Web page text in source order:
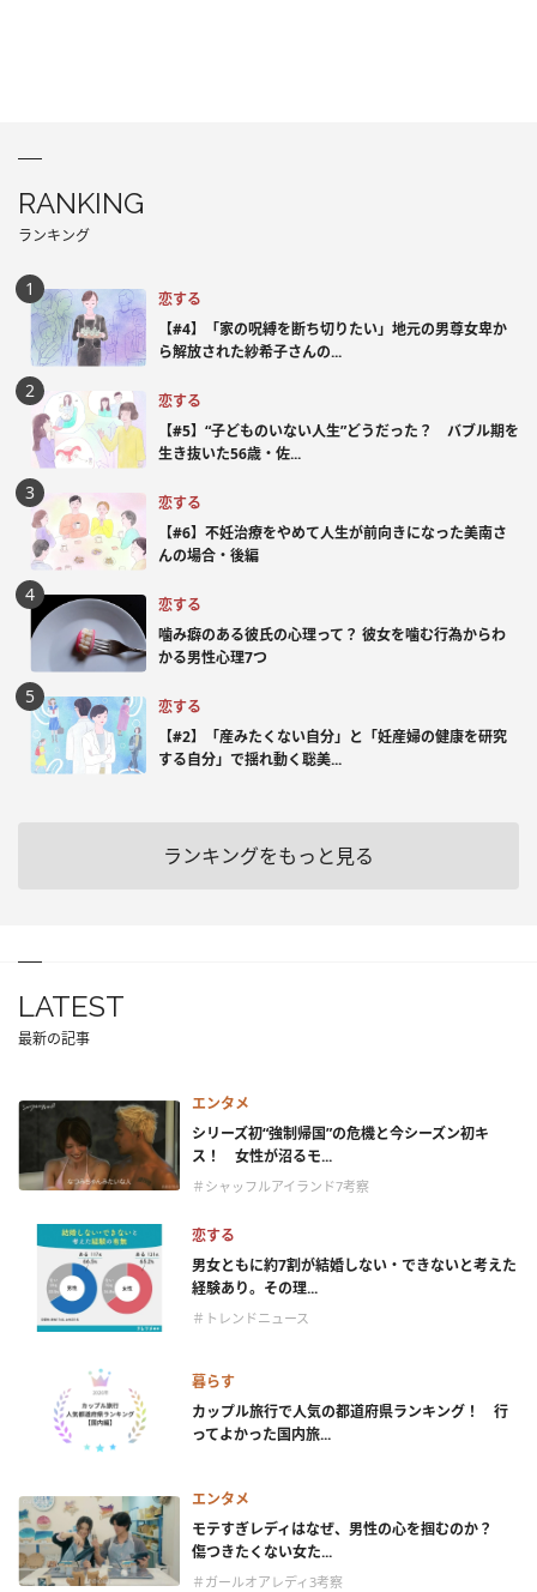
RANKING
ランキング
恋する
【#4】「家の呪縛を断ち切りたい」地元の男尊女卑か
ら解放された紗希子さんの...
恋する
【#5】“子どものいない人生”どうだった？ バブル期を
生き抜いた56歳・佐...
恋する
【#6】不妊治療をやめて人生が前向きになった美南さ
んの場合・後編
恋する
噛み癖のある彼氏の心理って？ 彼女を噛む行為からわ
かる男性心理7つ
恋する
【#2】「産みたくない自分」と「妊産婦の健康を研究
する自分」で揺れ動く聡美...
ランキングをもっと見る
LATEST
最新の記事
エンタメ
シリーズ初“強制帰国”の危機と今シーズン初キ
ス！ 女性が沼るモ...
＃シャッフルアイランド7考察
恋する
男女ともに約7割が結婚しない・できないと考えた
経験あり。その理...
＃トレンドニュース
暮らす
カップル旅行で人気の都道府県ランキング！ 行
ってよかった国内旅...
エンタメ
モテすぎレディはなぜ、男性の心を掴むのか？
傷つきたくない女た...
＃ガールオアレディ3考察